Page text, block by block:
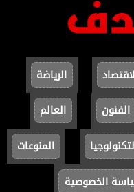
الرياضة
الفنون
العالم
المنوعات
الخصوصية